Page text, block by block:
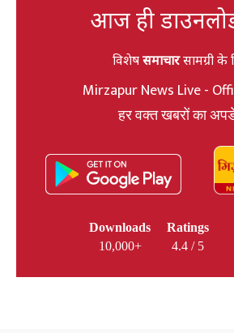
आज ही
विशेषसमाचारसामग्री के
Mirzapur News Live -
हर वक्त खबरों का
Downloads
10,000+
Ratings
4.4 / 5